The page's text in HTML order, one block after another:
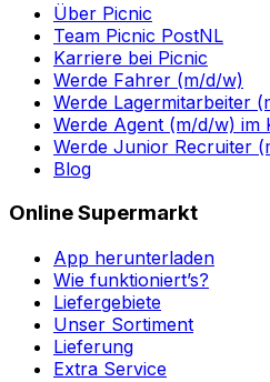
Über Picnic
Team Picnic PostNL
Karriere bei Picnic
Werde Fahrer (m/d/w)
Werde Lagermitarbeiter
Werde Agent (m/d/w) im
Werde Junior Recruiter
Blog
Online Supermarkt
App herunterladen
Wie funktioniert’s?
Liefergebiete
Unser Sortiment
Lieferung
Extra Service